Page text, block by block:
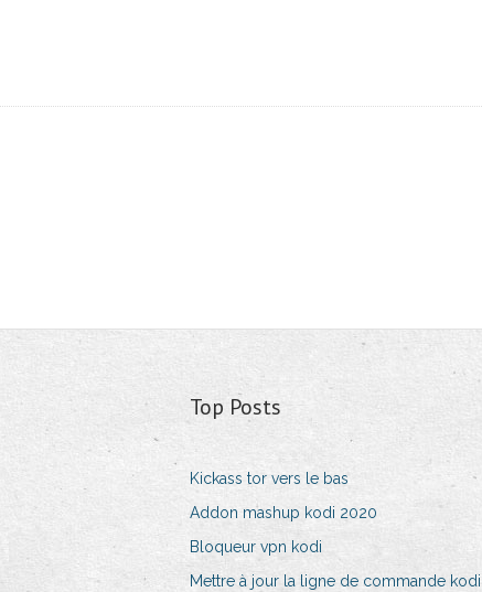
Top Posts
Kickass tor vers le bas
Addon mashup kodi 2020
Bloqueur vpn kodi
Mettre à jour la ligne de commande kodi